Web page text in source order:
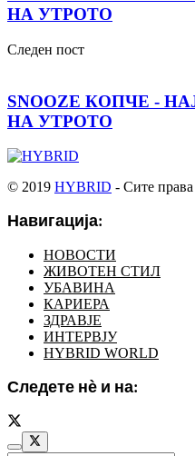
НА УТРОТО
Следен пост
SNOOZE КОПЧЕ -
НА УТРОТО
© 2019 HYBRID - Сите
Навигација:
НОВОСТИ
ЖИВОТЕН СТИЛ
УБАВИНА
КАРИЕРА
ЗДРАВЈЕ
ИНТЕРВЈУ
HYBRID WORLD
Следете нѐ и на: